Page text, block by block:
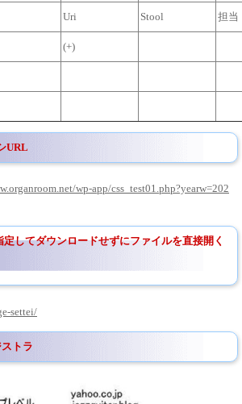
Uri Stool
担当
(+)
URL
wp-app/css_test01.php?yearw=202
定してダウンロードせずにファイルを直接開く
settei/
トラ